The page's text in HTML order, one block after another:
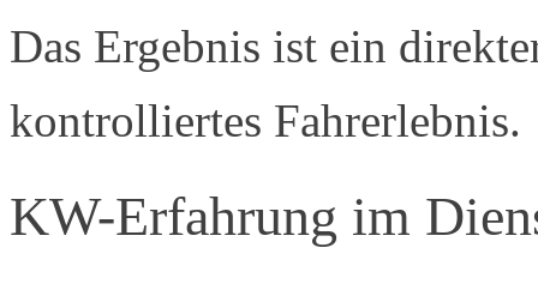
Das Ergebnis ist ein
kontrolliertes Fahrerlebnis.
KW-Erfahrung im